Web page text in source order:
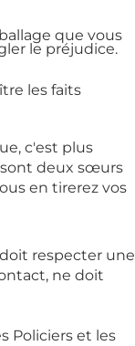
que vous
le préjudice.
les faits
c'est plus
sont deux sœurs
en tirerez vos
respecter une
ne doit
Policiers et les